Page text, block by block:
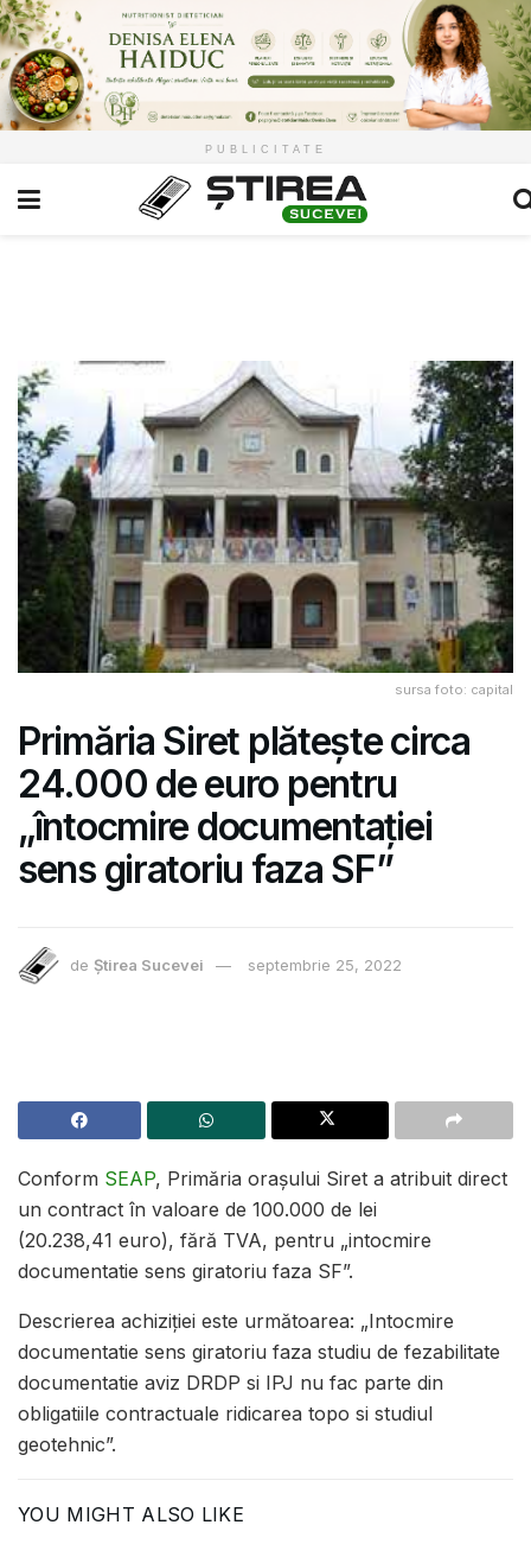
PUBLICITATE
sursa foto: capital
Primăria Siret plătește circa
24.000 de euro pentru
„întocmire documentației
sens giratoriu faza SF”
de Știrea Sucevei septembrie 25, 2022
Conform SEAP, Primăria orașului Siret a atribuit direct
un contract în valoare de 100.000 de lei
(20.238,41 euro), fără TVA, pentru „intocmire
documentatie sens giratoriu faza SF”.
Descrierea achiziției este următoarea: „Intocmire
documentatie sens giratoriu faza studiu de fezabilitate
documentatie aviz DRDP si IPJ nu fac parte din
obligatiile contractuale ridicarea topo si studiul
geotehnic”.
YOU MIGHT ALSO LIKE